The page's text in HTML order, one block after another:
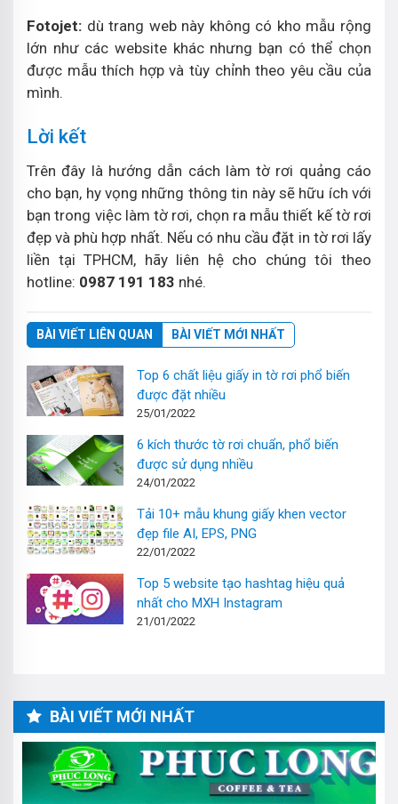
Fotojet: dù trang web này không có kho mẫu rộng
lớn như các website khác nhưng bạn có thể chọn
được mẫu thích hợp và tùy chỉnh theo yêu cầu của
mình.
Lời kết
Trên đây là hướng dẫn cách làm tờ rơi quảng cáo
cho bạn, hy vọng những thông tin này sẽ hữu ích với
bạn trong việc làm tờ rơi, chọn ra mẫu thiết kế tờ rơi
đẹp và phù hợp nhất. Nếu có nhu cầu đặt in tờ rơi lấy
liền tại TPHCM, hãy liên hệ cho chúng tôi theo
hotline: 0987 191 183 nhé.
BÀI VIẾT LIÊN QUAN BÀI VIẾT MỚI NHẤT
Top 6 chất liệu giấy in tờ rơi phổ biến
được đặt nhiều
25/01/2022
6 kích thước tờ rơi chuẩn, phổ biến
được sử dụng nhiều
24/01/2022
Tải 10+ mẫu khung giấy khen vector
đẹp file AI, EPS, PNG
22/01/2022
Top 5 website tạo hashtag hiệu quả
nhất cho MXH Instagram
21/01/2022
BÀI VIẾT MỚI NHẤT